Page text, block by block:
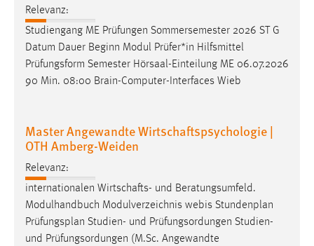
Relevanz:
Studiengang ME Prüfungen Sommersemester 2026 ST G
Datum Dauer Beginn Modul Prüfer*in Hilfsmittel
Prüfungsform Semester Hörsaal-Einteilung ME 06.07.2026
90 Min. 08:00 Brain-Computer-Interfaces Wieb
Master Angewandte Wirtschaftspsychologie |
OTH Amberg-Weiden
Relevanz:
internationalen Wirtschafts- und Beratungsumfeld.
Modulhandbuch Modulverzeichnis webis Stundenplan
Prüfungsplan Studien- und Prüfungsordungen Studien-
und Prüfungsordungen (M.Sc. Angewandte